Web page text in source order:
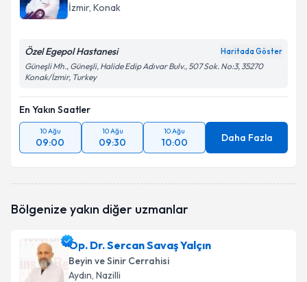
İzmir, Konak
Özel Egepol Hastanesi Haritada Göster
Güneşli Mh., Güneşli, Halide Edip Adıvar Bulv., 507 Sok. No:3, 35270
Konak/İzmir, Turkey
En Yakın Saatler
10 Ağu
09:00
10 Ağu
09:30
10 Ağu
10:00 Daha Fazla
Bölgenize yakın diğer uzmanlar
Op. Dr. Sercan Savaş Yalçın
Beyin ve Sinir Cerrahisi
Aydın, Nazilli